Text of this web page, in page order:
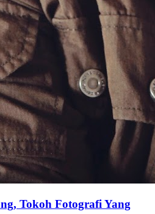
Tokoh Fotografi Yang